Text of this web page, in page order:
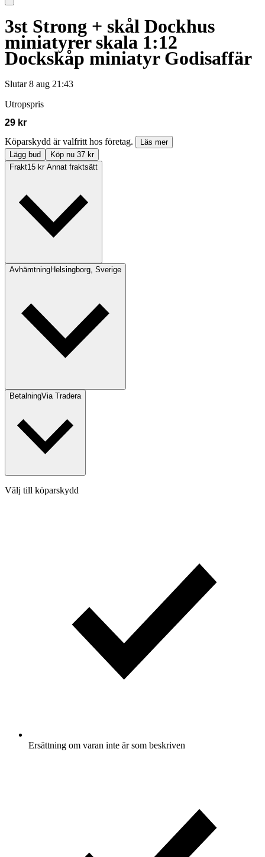
3st Strong + skål Dockhus
miniatyrer skala 1:12
Dockskåp miniatyr Godisaffär
Slutar 8 aug 21:43
Utropspris
29 kr
Köparskydd är valfritt hos företag.
Läs mer
Lägg bud
Köp nu 37 kr
Frakt15 kr Annat fraktsätt
AvhämtningHelsingborg, Sverige
BetalningVia Tradera
Välj till köparskydd
Ersättning om varan inte är som beskriven